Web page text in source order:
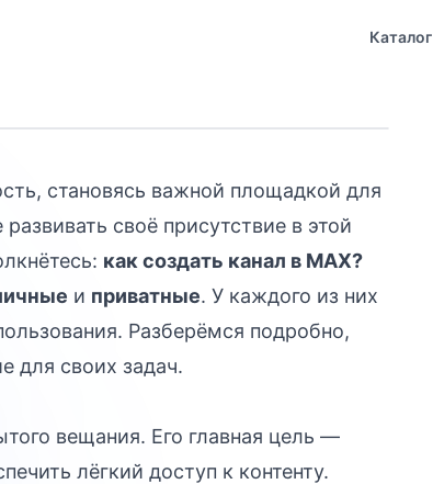
Каталог
становясь важной площадкой для
своё присутствие в этой
как создать канал в MAX?
и приватные. У каждого из них
Разберёмся подробно,
для своих задач.
вещания. Его главная цель —
лёгкий доступ к контенту.